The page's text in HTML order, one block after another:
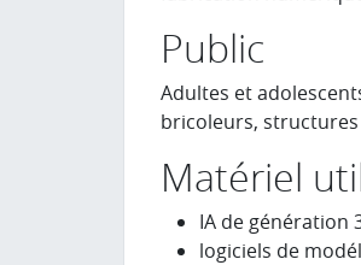
Public
Adultes et
bricoleurs,
Matériel
IA de génération
logiciels de